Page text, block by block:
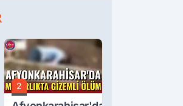
2